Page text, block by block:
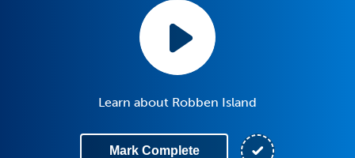
Learn about Robben Island
Mark Complete